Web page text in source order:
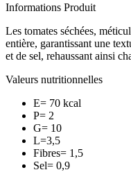
Informations Produit
Les tomates séchées,
entière, garantissant une
et de sel, rehaussant ainsi
Valeurs nutritionnelles
E= 70 kcal
P= 2
G= 10
L=3,5
Fibres= 1,5
Sel= 0,9